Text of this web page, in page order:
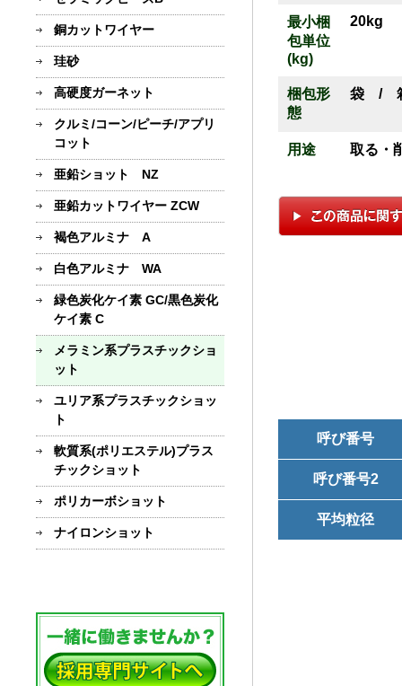
銅カットワイヤー
珪砂
高硬度ガーネット
クルミ/コーン/ピーチ/アプリ
コット
亜鉛ショット NZ
亜鉛カットワイヤー ZCW
褐色アルミナ A
白色アルミナ WA
緑色炭化ケイ素 GC/黒色炭化
ケイ素 C
メラミン系プラスチックショ
ット
ユリア系プラスチックショッ
ト
軟質系(ポリエステル)プラス
チックショット
ポリカーボショット
ナイロンショット
最小梱
包単位
(kg)
20kg
梱包形
態
袋 /
用途 取る・
呼び番号
呼び番号2
平均粒径